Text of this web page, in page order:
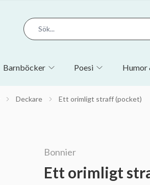
Barnböcker Poesi Humor
Deckare Ett orimligt straff (pocket)
Bonnier
Ett orimligt